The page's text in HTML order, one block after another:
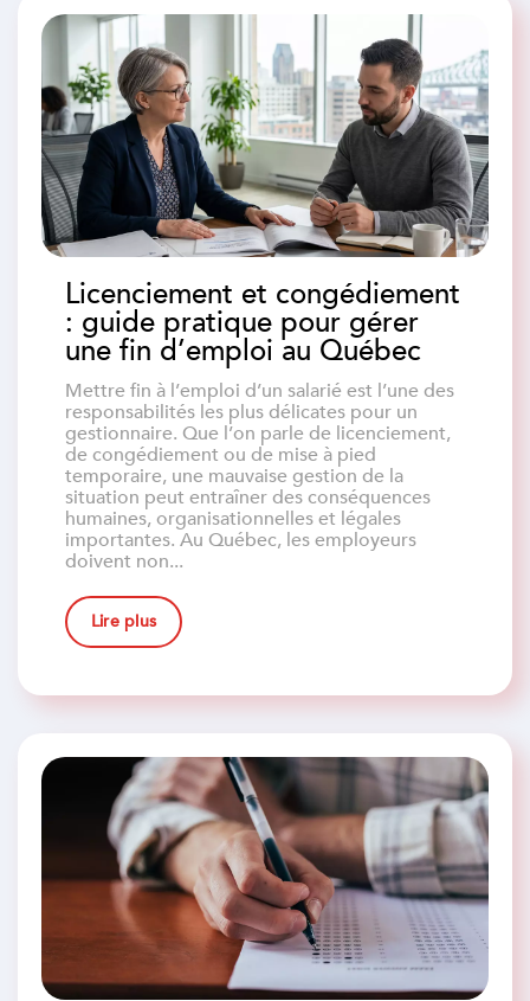
Licenciement et congédiement
: guide pratique pour gérer
une fin d’emploi au Québec
Mettre fin à l’emploi d’un salarié est l’une des
responsabilités les plus délicates pour un
gestionnaire. Que l’on parle de licenciement,
de congédiement ou de mise à pied
temporaire, une mauvaise gestion de la
situation peut entraîner des conséquences
humaines, organisationnelles et légales
importantes. Au Québec, les employeurs
doivent non...
Lire plus